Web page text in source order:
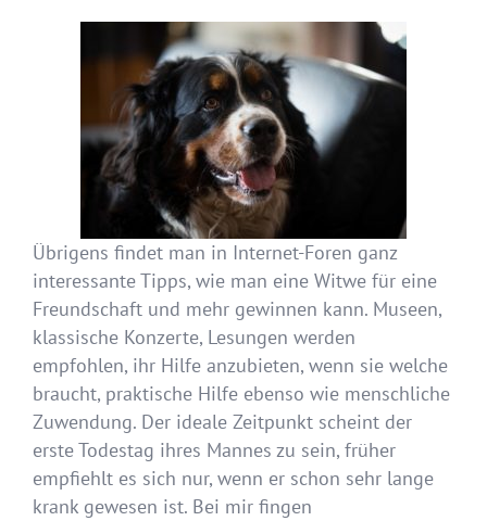
Übrigens findet man in Internet-Foren ganz
interessante Tipps, wie man eine Witwe für eine
Freundschaft und mehr gewinnen kann. Museen,
klassische Konzerte, Lesungen werden
empfohlen, ihr Hilfe anzubieten, wenn sie welche
braucht, praktische Hilfe ebenso wie menschliche
Zuwendung. Der ideale Zeitpunkt scheint der
erste Todestag ihres Mannes zu sein, früher
empfiehlt es sich nur, wenn er schon sehr lange
krank gewesen ist. Bei mir fingen